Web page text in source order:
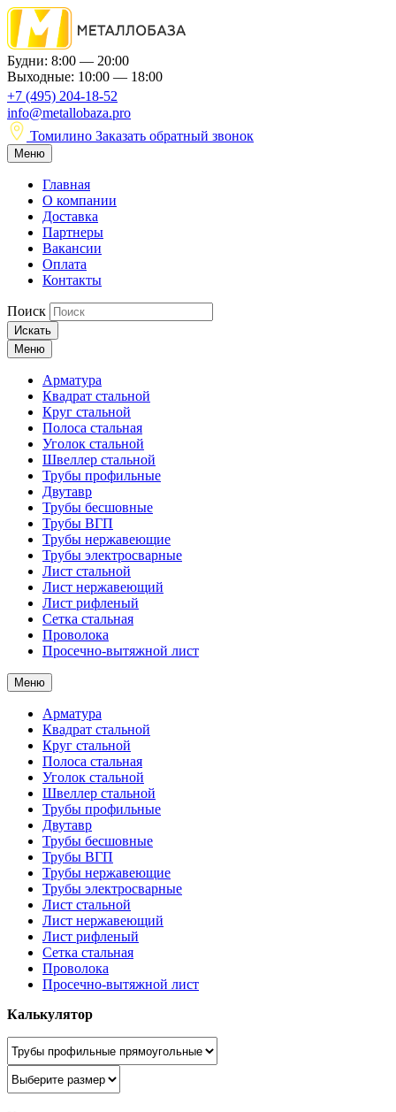
Будни: 8:00 — 20:00
Выходные: 10:00 — 18:00
+7 (495) 204-18-52
info@metallobaza.pro
Томилино Заказать обратный звонок
Меню
Главная
О компании
Доставка
Партнеры
Вакансии
Оплата
Контакты
Поиск
Искать
Меню
Арматура
Квадрат стальной
Круг стальной
Полоса стальная
Уголок стальной
Швеллер стальной
Трубы профильные
Двутавр
Трубы бесшовные
Трубы ВГП
Трубы нержавеющие
Трубы электросварные
Лист стальной
Лист нержавеющий
Лист рифленый
Сетка стальная
Проволока
Просечно-вытяжной лист
Меню
Арматура
Квадрат стальной
Круг стальной
Полоса стальная
Уголок стальной
Швеллер стальной
Трубы профильные
Двутавр
Трубы бесшовные
Трубы ВГП
Трубы нержавеющие
Трубы электросварные
Лист стальной
Лист нержавеющий
Лист рифленый
Сетка стальная
Проволока
Просечно-вытяжной лист
Калькулятор